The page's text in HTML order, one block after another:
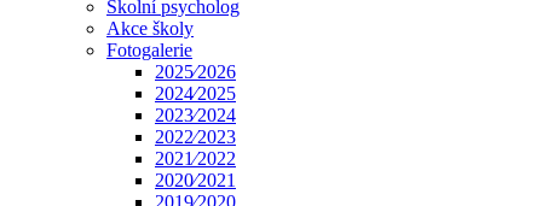
Školní psycholog
Akce školy
Fotogalerie
2025⁄2026
2024⁄2025
2023⁄2024
2022⁄2023
2021⁄2022
2020⁄2021
2019⁄2020